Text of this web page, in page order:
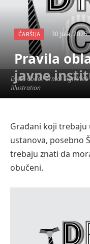
Dress Code Formal Sign
Illustration
ČARŠIJA 30 Jula, 2025
Pravila
javne
Građani koji trebaju
ustanova, posebno
trebaju znati da
obučeni.